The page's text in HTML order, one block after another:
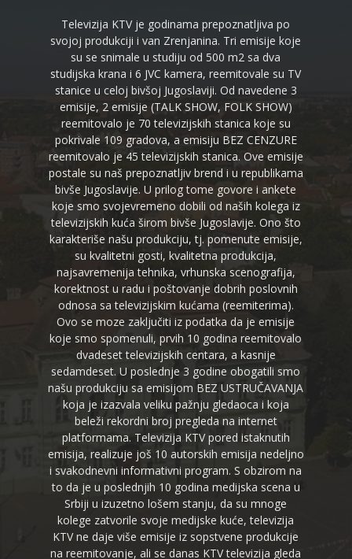
Televizija KTV je godinama prepoznatljiva po
svojoj produkciji i van Zrenjanina. Tri emisije koje
su se snimale u studiju od 500 m2 sa dva
studijska krana i 6 JVC kamera, reemitovale su TV
stanice u celoj bivšoj Jugoslaviji. Od navedene 3
emisije, 2 emisije (TALK SHOW, FOLK SHOW)
reemitovalo je 70 televizijskih stanica koje su
pokrivale 109 gradova, a emisiju BEZ CENZURE
reemitovalo je 45 televizijskih stanica. Ove emisije
postale su naš prepoznatljiv brend i u republikama
bivše Jugoslavije. U prilog tome govore i ankete
koje smo svojevremeno dobili od naših kolega iz
televizijskih kuća širom bivše Jugoslavije. Ono što
karakteriše našu produkciju, tj. pomenute emisije,
su kvalitetni gosti, kvalitetna produkcija,
najsavremenija tehnika, vrhunska scenografija,
korektnost u radu i poštovanje dobrih poslovnih
odnosa sa televizijskim kućama (reemiterima).
Ovo se moze zaključiti iz podatka da je emisije
koje smo spomenuli, prvih 10 godina reemitovalo
dvadeset televizijskih centara, a kasnije
sedamdeset. U poslednje 3 godine obogatili smo
našu produkciju sa emisijom BEZ USTRUČAVANJA
koja je izazvala veliku pažnju gledaoca i koja
beleži rekordni broj pregleda na internet
platformama. Televizija KTV pored istaknutih
emisija, realizuje još 10 autorskih emisija nedeljno
i svakodnevni informativni program. S obzirom na
to da je u poslednjih 10 godina medijska scena u
Srbiji u izuzetno lošem stanju, da su mnoge
kolege zatvorile svoje medijske kuće, televizija
KTV ne daje više emisije iz sopstvene produkcije
na reemitovanje, ali se danas KTV televizija gleda